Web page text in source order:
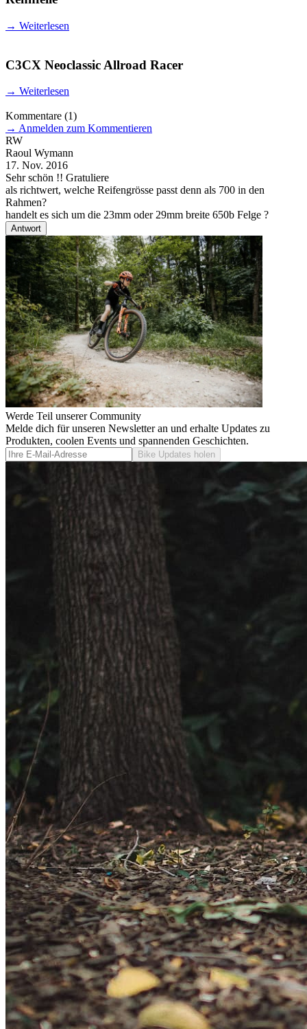
→ Weiterlesen
C3CX Neoclassic Allroad Racer
→ Weiterlesen
Kommentare (1)
→ Anmelden zum Kommentieren
RW
Raoul Wymann
17. Nov. 2016
Sehr schön !! Gratuliere
als richtwert, welche Reifengrösse passt denn als 700 in den
Rahmen?
handelt es sich um die 23mm oder 29mm breite 650b Felge ?
Antwort
Werde Teil unserer Community
Melde dich für unseren Newsletter an und erhalte Updates zu
Produkten, coolen Events und spannenden Geschichten.
Bike Updates holen